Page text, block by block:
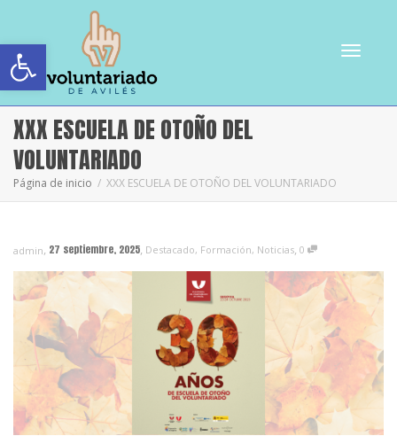
Abrir barra de herramientas
XXX ESCUELA DE OTOÑO DEL
VOLUNTARIADO
Página de inicio XXX ESCUELA DE OTOÑO DEL VOLUNTARIADO
admin, 27 septiembre, 2025, Destacado, Formación, Noticias, 0